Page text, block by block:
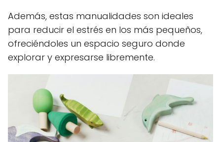
Además, estas manualidades son ideales
para reducir el estrés en los más pequeños,
ofreciéndoles un espacio seguro donde
explorar y expresarse libremente.